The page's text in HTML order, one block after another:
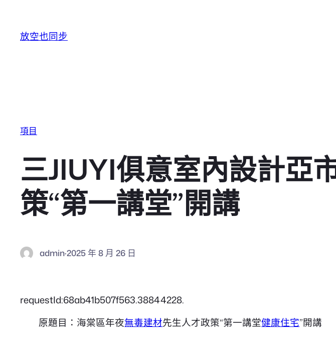
放空也同步
項目
三JIUYI俱意室內設計亞
策“第一講堂”開講
admin·2025 年 8 月 26 日
requestId:68ab41b507f563.38844228.
原題目：海棠區年夜無毒建材先生人才政策“第一講堂健康住宅”開講